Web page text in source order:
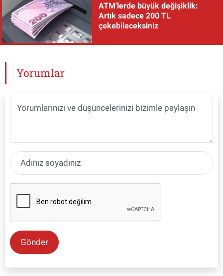
ATM'lerde büyük değişiklik:
Artık sadece 200 TL
çekebileceksiniz
Yorumlar
Gönder